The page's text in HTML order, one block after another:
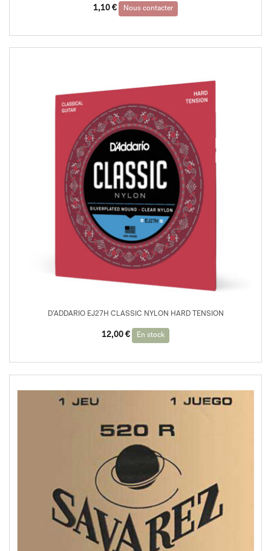
1,10 € Nous contacter
D’ADDARIO EJ27H CLASSIC NYLON HARD TENSION
12,00 € En stock